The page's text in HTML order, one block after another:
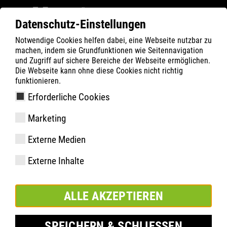
Datenschutz-Einstellungen
Notwendige Cookies helfen dabei, eine Webseite nutzbar zu
machen, indem sie Grundfunktionen wie Seitennavigation
und Zugriff auf sichere Bereiche der Webseite ermöglichen.
Die Webseite kann ohne diese Cookies nicht richtig
funktionieren.
Erforderliche Cookies
Marketing
Externe Medien
Externe Inhalte
ALLE AKZEPTIEREN
ATLAS Technologien
Know-How
BOA® FIT-SYSTEM